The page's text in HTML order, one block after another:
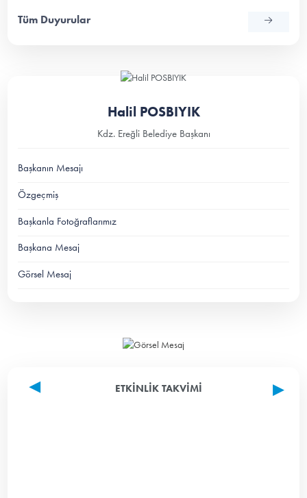
Tüm Duyurular
Halil POSBIYIK
Kdz. Ereğli Belediye Başkanı
Başkanın Mesajı
Özgeçmiş
Başkanla Fotoğraflarımız
Başkana Mesaj
Görsel Mesaj
ETKINLIK TAKVIMI